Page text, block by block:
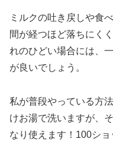
ミルクの吐き戻しや食
間が経つほど落ちにく
れのひどい場合には、
が良いでしょう。
私が普段やっている方
けお湯で洗いますが、
なり使えます！100シ